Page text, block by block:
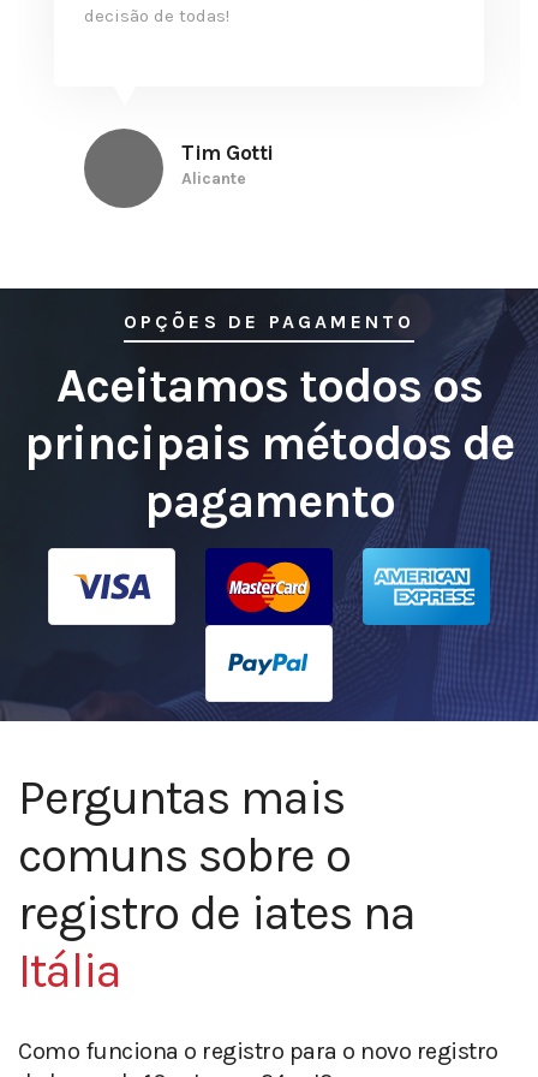
Tim Gotti
Alicante
decisão de todas!
OPÇÕES DE PAGAMENTO
Aceitamos todos os
principais métodos de
pagamento
Perguntas mais
comuns sobre o
registro de iates na
Itália
Como funciona o registro para o novo registro